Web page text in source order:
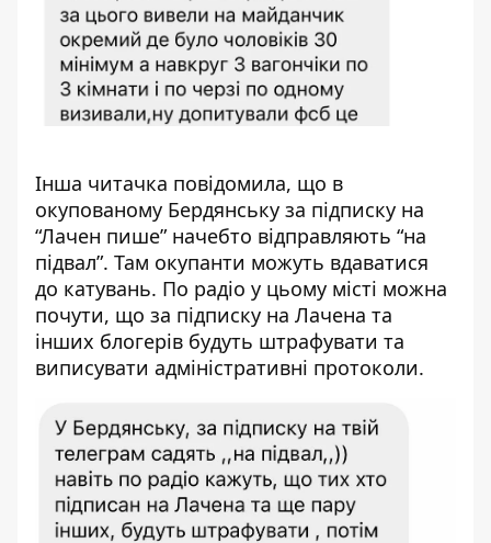
Інша читачка повідомила, що в
окупованому Бердянську за підписку на
“Лачен пише” начебто відправляють “на
підвал”. Там окупанти можуть вдаватися
до катувань. По радіо у цьому місті можна
почути, що за підписку на Лачена та
інших блогерів будуть штрафувати та
виписувати адміністративні протоколи.